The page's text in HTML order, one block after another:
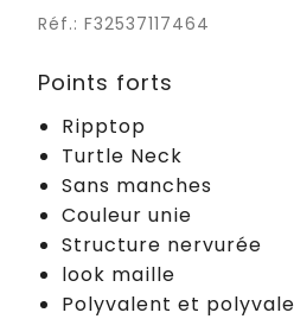
Réf.: F32537117464
Points forts
Ripptop
Turtle Neck
Sans manches
Couleur unie
Structure nervurée
look maille
Polyvalent et